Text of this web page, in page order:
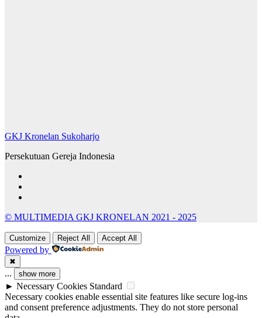
GKJ Kronelan Sukoharjo
Persekutuan Gereja Indonesia
© MULTIMEDIA GKJ KRONELAN 2021 - 2025
Customize Reject All Accept All
Powered by
✖
... show more
► Necessary Cookies Standard
Necessary cookies enable essential site features like secure log-ins
and consent preference adjustments. They do not store personal